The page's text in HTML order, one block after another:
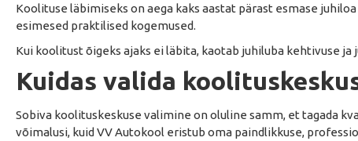
Koolituse läbimiseks on aega kaks aastat pärast esmase
esimesed praktilised kogemused.
Kui koolitust õigeks ajaks ei läbita, kaotab juhiluba kehtivuse
Kuidas valida
Sobiva koolituskeskuse valimine on oluline samm, et tagada
võimalusi, kuid VV Autokool eristub oma paindlikkuse,